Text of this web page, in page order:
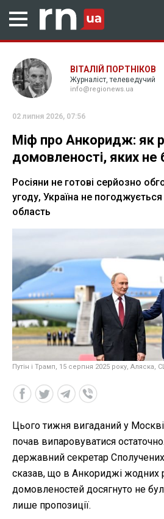
ВІТАЛІЙ ПОРТНІКОВ
Журналіст, телеведучий
info@regionews.ua
02 липня 2026, 07:56
Міф про Анкоридж: як
домовленості, яких не
Росіяни не готові серйозно
угоду, Україна не
область
Путін і Трамп, 15 серпня 2025 року,
Цього тижня вигаданий у
почав випаровуватися
державний секретар
сказав, що в Анкориджі жодних
домовленостей досягнуто не
лише пропозиції.